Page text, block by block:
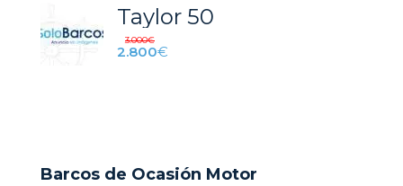
Taylor 50
3.000€
2.800€
Barcos de Ocasión Motor